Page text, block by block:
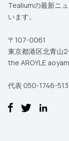
Tealiumの最新ニ
います。
〒107-0061
東京都港区北青山
the ARGYLE
代表 050-1746-